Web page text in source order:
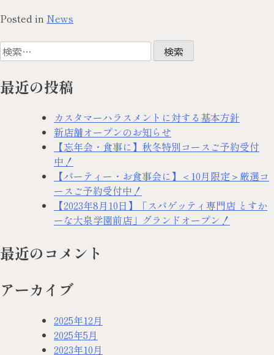
Posted in News
最近の投稿
カスタマーハラスメントに対する基本方針
新店舗オープンのお知らせ
【忘年会・食事に】秋冬特別コースご予約受付
中！
【パーティー・お食事会に】＜10月限定＞厳選コ
ースご予約受付中！
【2023年8月10日】「スパゲッティ専門店 とすか
ーな大泉学園前店」グランドオープン！
最近のコメント
アーカイブ
2025年12月
2025年5月
2023年10月